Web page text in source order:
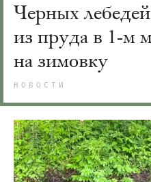
Черных
из пруда в 1-м
на зимовку
НОВОСТИ